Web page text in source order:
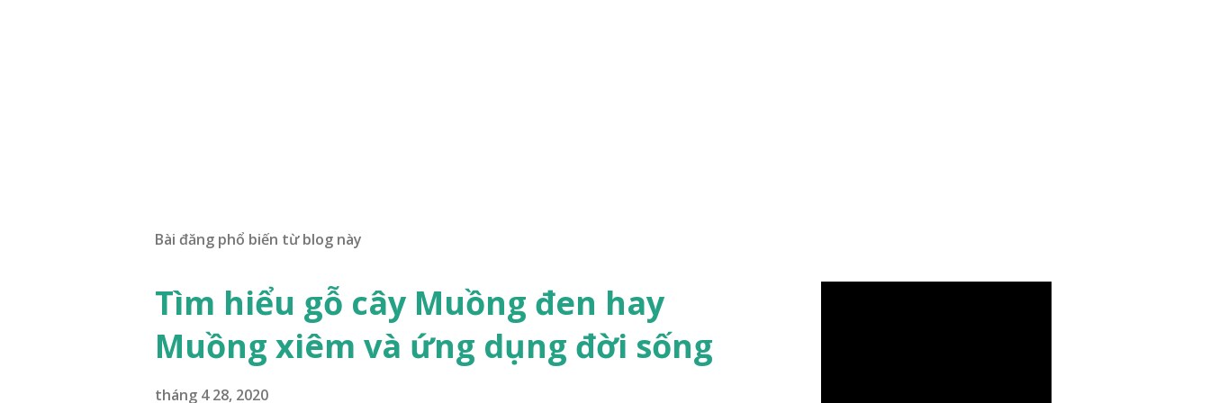
Bài đăng phổ biến từ blog này
Tìm hiểu gỗ cây Muồng đen hay
Muồng xiêm và ứng dụng đời sống
tháng 4 28, 2020